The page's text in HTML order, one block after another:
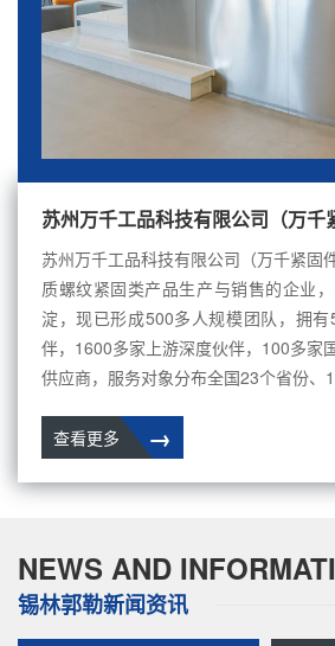
苏州万千工品科技有限公司（万千
苏州万千工品科技有限公司（万千紧固
质螺纹紧固类产品生产与销售的企业
淀，现已形成500多人规模团队，拥
伴，1600多家上游深度伙伴，100多家
供应商，服务对象分布全国23个省份、
→
查看更多
NEWS AND
锡林郭勒新闻资讯